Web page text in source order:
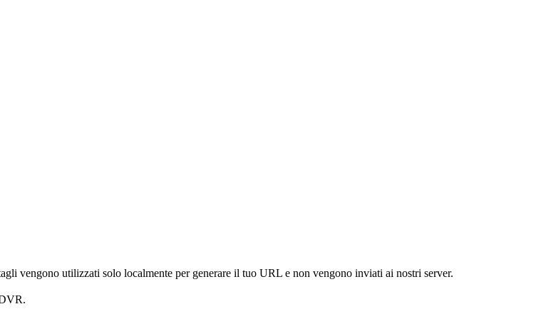
vengono utilizzati solo localmente per generare il tuo URL e non vengono inviati ai nostri server.